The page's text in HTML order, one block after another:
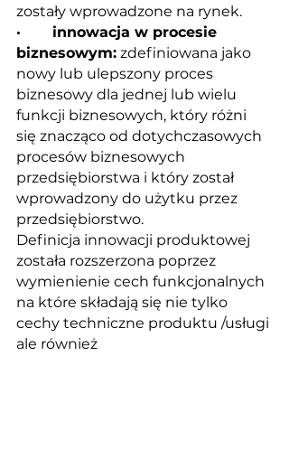
zostały wprowadzone na rynek.
·       innowacja w procesie
biznesowym: zdefiniowana jako
nowy lub ulepszony proces
biznesowy dla jednej lub wielu
funkcji biznesowych, który różni
się znacząco od dotychczasowych
procesów biznesowych
przedsiębiorstwa i który został
wprowadzony do użytku przez
przedsiębiorstwo.
Definicja innowacji produktowej
została rozszerzona poprzez
wymienienie cech funkcjonalnych
na które składają się nie tylko
cechy techniczne produktu /usługi
ale również